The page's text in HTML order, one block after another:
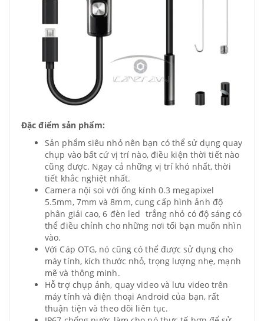
Đặc điểm sản phẩm:
Sản phẩm siêu nhỏ nên bạn có thể sử dụng quay
chụp vào bất cứ vị trí nào, điều kiện thời tiết nào
cũng được. Ngay cả những vị trí khó nhất, thời
tiết khắc nghiệt nhất.
Camera nội soi với ống kính 0.3 megapixel
5.5mm, 7mm và 8mm, cung cấp hình ảnh độ
phân giải cao, 6 đèn led trắng nhỏ có độ sáng có
thể điều chỉnh cho những nơi tối bạn muốn nhìn
vào.
Với Cáp OTG, nó cũng có thể được sử dụng cho
máy tính, kích thước nhỏ, trọng lượng nhẹ, mạnh
mẽ và thông minh.
Hỗ trợ chụp ảnh, quay video và lưu video trên
máy tính và điện thoại Android của bạn, rất
thuận tiện và theo dõi liên tục.